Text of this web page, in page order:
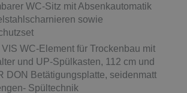
WC-Sitz mit Absenkautomatik
sowie
WC-Element für Trockenbau mit
und UP-Spülkasten, 112 cm und
DON Betätigungsplatte, seidenmatt
Spültechnik